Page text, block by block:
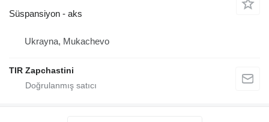
Süspansiyon - aks
Ukrayna, Mukachevo
TIR Zapchastini